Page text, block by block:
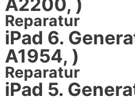
A2200, )
Reparatur
iPad 6.
A1954, )
Reparatur
iPad 5.